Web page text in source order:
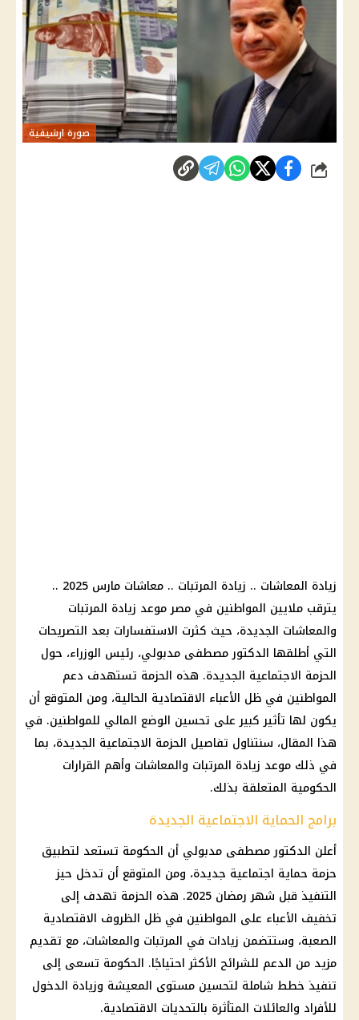
صورة ارشيفية
شارك
زيادة المعاشات .. زيادة المرتبات .. معاشات مارس 2025 ..
يترقب ملايين المواطنين في مصر موعد زيادة المرتبات
والمعاشات الجديدة، حيث كثرت الاستفسارات بعد التصريحات
التي أطلقها الدكتور مصطفى مدبولي، رئيس الوزراء، حول
الحزمة الاجتماعية الجديدة. هذه الحزمة تستهدف دعم
المواطنين في ظل الأعباء الاقتصادية الحالية، ومن المتوقع أن
يكون لها تأثير كبير على تحسين الوضع المالي للمواطنين. في
هذا المقال، سنتناول تفاصيل الحزمة الاجتماعية الجديدة، بما
في ذلك موعد زيادة المرتبات والمعاشات وأهم القرارات
الحكومية المتعلقة بذلك.
برامج الحماية الاجتماعية الجديدة
أعلن الدكتور مصطفى مدبولي أن الحكومة تستعد لتطبيق
حزمة حماية اجتماعية جديدة، ومن المتوقع أن تدخل حيز
التنفيذ قبل شهر رمضان 2025. هذه الحزمة تهدف إلى
تخفيف الأعباء على المواطنين في ظل الظروف الاقتصادية
الصعبة، وستتضمن زيادات في المرتبات والمعاشات، مع تقديم
مزيد من الدعم للشرائح الأكثر احتياجًا. الحكومة تسعى إلى
تنفيذ خطط شاملة لتحسين مستوى المعيشة وزيادة الدخول
للأفراد والعائلات المتأثرة بالتحديات الاقتصادية.